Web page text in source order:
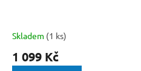
Skladem (1 ks)
1 099 Kč